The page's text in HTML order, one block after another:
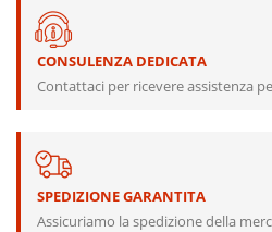
CONSULENZA DEDICATA
Contattaci per ricevere assistenza
SPEDIZIONE GARANTITA
Assicuriamo la spedizione della